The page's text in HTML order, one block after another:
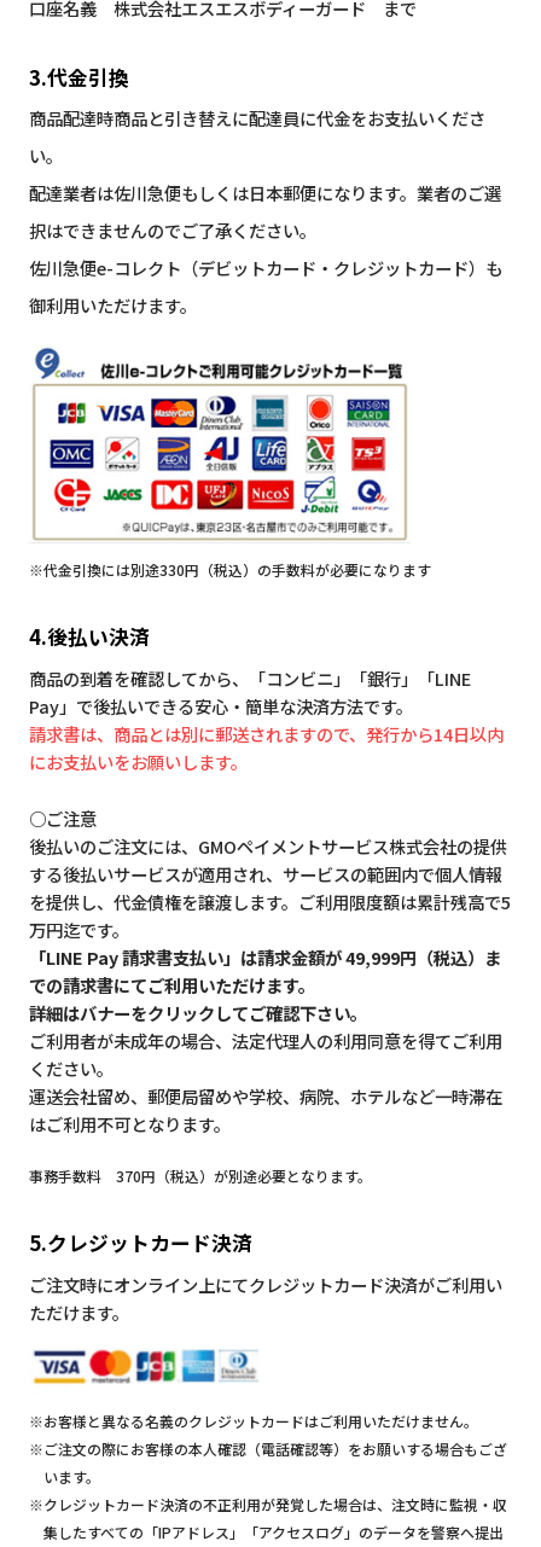
口座名義 株式会社エスエスボディーガード まで
3.代金引換
商品配達時商品と引き替えに配達員に代金をお支払いくださ
い。
配達業者は佐川急便もしくは日本郵便になります。業者のご選
択はできませんのでご了承ください。
佐川急便e-コレクト（デビットカード・クレジットカード）も
御利用いただけます。
※代金引換には別途330円（税込）の手数料が必要になります
4.後払い決済
商品の到着を確認してから、「コンビニ」「銀行」「LINE
Pay」で後払いできる安心・簡単な決済方法です。
請求書は、商品とは別に郵送されますので、発行から14日以内
にお支払いをお願いします。
○ご注意
後払いのご注文には、GMOペイメントサービス株式会社の提供
する後払いサービスが適用され、サービスの範囲内で個人情報
を提供し、代金債権を譲渡します。ご利用限度額は累計残高で5
万円迄です。
「LINE Pay 請求書支払い」は請求金額が 49,999円（税込）ま
での請求書にてご利用いただけます。
詳細はバナーをクリックしてご確認下さい。
ご利用者が未成年の場合、法定代理人の利用同意を得てご利用
ください。
運送会社留め、郵便局留めや学校、病院、ホテルなど一時滞在
はご利用不可となります。
事務手数料 370円（税込）が別途必要となります。
5.クレジットカード決済
ご注文時にオンライン上にてクレジットカード決済がご利用い
ただけます。
※お客様と異なる名義のクレジットカードはご利用いただけません。
※ご注文の際にお客様の本人確認（電話確認等）をお願いする場合もござ
います。
※クレジットカード決済の不正利用が発覚した場合は、注文時に監視・収
集したすべての「IPアドレス」「アクセスログ」のデータを警察へ提出